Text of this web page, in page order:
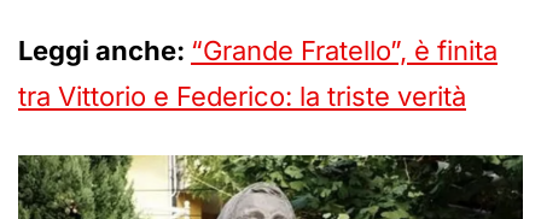
Leggi anche: “Grande Fratello”, è finita
tra Vittorio e Federico: la triste verità